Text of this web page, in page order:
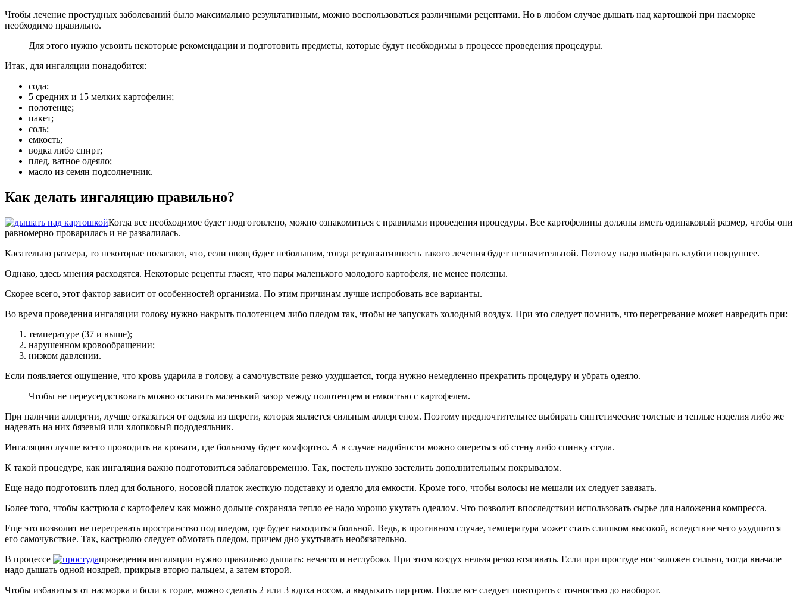
Чтобы лечение простудных заболеваний было максимально результативным, можно воспользоваться различными рецептами. Но в любом случае дышать над картошкой при насморке
необходимо правильно.
Для этого нужно усвоить некоторые рекомендации и подготовить предметы, которые будут необходимы в процессе проведения процедуры.
Итак, для ингаляции понадобится:
сода;
5 средних и 15 мелких картофелин;
полотенце;
пакет;
соль;
емкость;
водка либо спирт;
плед, ватное одеяло;
масло из семян подсолнечник.
Как делать ингаляцию правильно?
Когда все необходимое будет подготовлено, можно ознакомиться с правилами проведения процедуры. Все картофелины должны иметь одинаковый размер, чтобы они
равномерно проварилась и не развалилась.
Касательно размера, то некоторые полагают, что, если овощ будет небольшим, тогда результативность такого лечения будет незначительной. Поэтому надо выбирать клубни покрупнее.
Однако, здесь мнения расходятся. Некоторые рецепты гласят, что пары маленького молодого картофеля, не менее полезны.
Скорее всего, этот фактор зависит от особенностей организма. По этим причинам лучше испробовать все варианты.
Во время проведения ингаляции голову нужно накрыть полотенцем либо пледом так, чтобы не запускать холодный воздух. При это следует помнить, что перегревание может навредить при:
температуре (37 и выше);
нарушенном кровообращении;
низком давлении.
Если появляется ощущение, что кровь ударила в голову, а самочувствие резко ухудшается, тогда нужно немедленно прекратить процедуру и убрать одеяло.
Чтобы не переусердствовать можно оставить маленький зазор между полотенцем и емкостью с картофелем.
При наличии аллергии, лучше отказаться от одеяла из шерсти, которая является сильным аллергеном. Поэтому предпочтительнее выбирать синтетические толстые и теплые изделия либо же
надевать на них бязевый или хлопковый пододеяльник.
Ингаляцию лучше всего проводить на кровати, где больному будет комфортно. А в случае надобности можно опереться об стену либо спинку стула.
К такой процедуре, как ингаляция важно подготовиться заблаговременно. Так, постель нужно застелить дополнительным покрывалом.
Еще надо подготовить плед для больного, носовой платок жесткую подставку и одеяло для емкости. Кроме того, чтобы волосы не мешали их следует завязать.
Более того, чтобы кастрюля с картофелем как можно дольше сохраняла тепло ее надо хорошо укутать одеялом. Что позволит впоследствии использовать сырье для наложения компресса.
Еще это позволит не перегревать пространство под пледом, где будет находиться больной. Ведь, в противном случае, температура может стать слишком высокой, вследствие чего ухудшится
его самочувствие. Так, кастрюлю следует обмотать пледом, причем дно укутывать необязательно.
В процессе
проведения ингаляции нужно правильно дышать: нечасто и неглубоко. При этом воздух нельзя резко втягивать. Если при простуде нос заложен сильно, тогда вначале
надо дышать одной ноздрей, прикрыв вторю пальцем, а затем второй.
Чтобы избавиться от насморка и боли в горле, можно сделать 2 или 3 вдоха носом, а выдыхать пар ртом. После все следует повторить с точностью до наоборот.